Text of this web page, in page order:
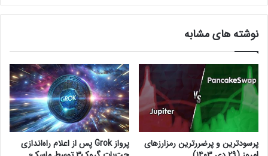
اختصاری EZ بود، اما به دلیل سردرگمی جامعه کریپتو،
توسعه‌دهندگان پروژه و بایننس آن را به REZ تغییر دادند.
حتما بخوانید :
نوشته های مشابه
پرسودترین و پرضررترین رمزارزهای
پرواز Grok پس از اعلام راه‌اندازی